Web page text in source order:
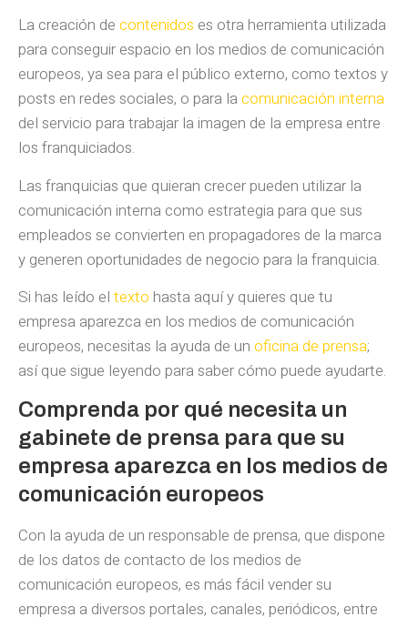
La creación de contenidos es otra herramienta utilizada
para conseguir espacio en los medios de comunicación
europeos, ya sea para el público externo, como textos y
posts en redes sociales, o para la comunicación interna
del servicio para trabajar la imagen de la empresa entre
los franquiciados.
Las franquicias que quieran crecer pueden utilizar la
comunicación interna como estrategia para que sus
empleados se convierten en propagadores de la marca
y generen oportunidades de negocio para la franquicia.
Si has leído el texto hasta aquí y quieres que tu
empresa aparezca en los medios de comunicación
europeos, necesitas la ayuda de un oficina de prensa;
así que sigue leyendo para saber cómo puede ayudarte.
Comprenda por qué necesita un
gabinete de prensa para que su
empresa aparezca en los medios de
comunicación europeos
Con la ayuda de un responsable de prensa, que dispone
de los datos de contacto de los medios de
comunicación europeos, es más fácil vender su
empresa a diversos portales, canales, periódicos, entre